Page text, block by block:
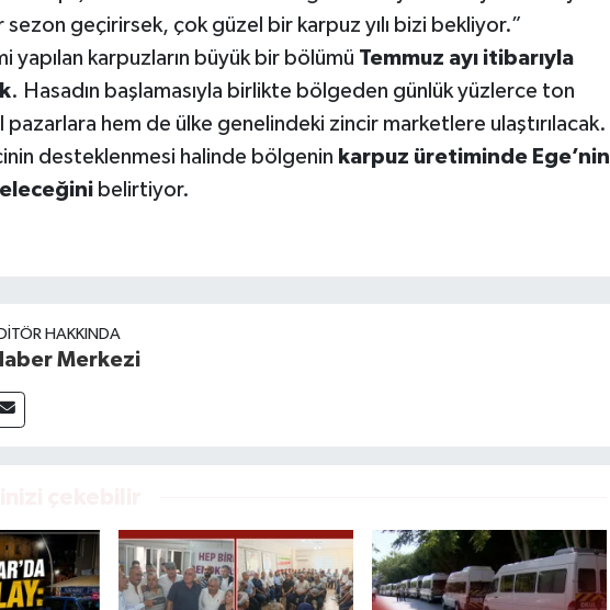
sezon geçirirsek, çok güzel bir karpuz yılı bizi bekliyor.”
yapılan karpuzların büyük bir bölümü Temmuz ayı itibarıyla
. Hasadın başlamasıyla birlikte bölgeden günlük yüzlerce ton
pazarlara hem de ülke genelindeki zincir marketlere ulaştırılacak.
desteklenmesi halinde bölgenin karpuz üretiminde Ege’nin
belirtiyor.
HAKKINDA
Merkezi